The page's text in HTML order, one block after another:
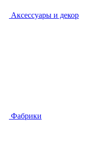
Аксессуары и декор
Фабрики